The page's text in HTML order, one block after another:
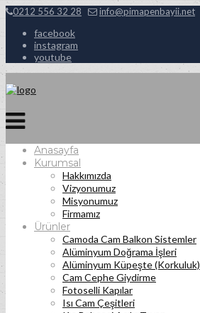
0212 556 32 28 info@pimapenbayii.net
facebook
instagram
youtube
Anasayfa
Kurumsal
Hakkımızda
Vizyonumuz
Misyonumuz
Firmamız
Ürünler
Camoda Cam Balkon Sistemler
Alüminyum Doğrama İşleri
Alüminyum Küpeşte (Korkuluk)
Cam Cephe Giydirme
Fotoselli Kapılar
Isı Cam Çeşitleri